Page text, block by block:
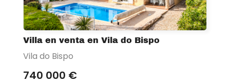
Villa en venta en Vila do Bispo
Vila do Bispo
740 000 €